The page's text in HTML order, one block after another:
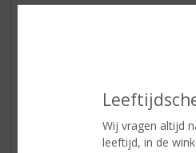
Wij vragen altijd
leeftijd, in de
Smaak
Zacht